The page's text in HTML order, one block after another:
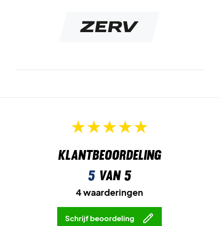
Klantbeoordeling
5van 5
4 waarderingen
Schrijf beoordeling